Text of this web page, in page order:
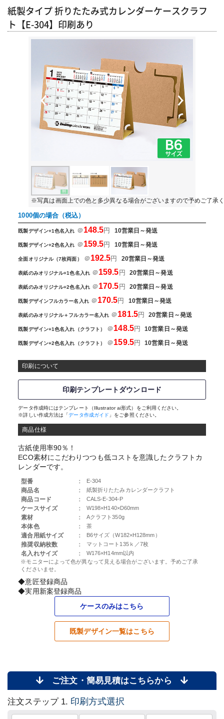
紙製タイプ 折りたたみ式カレンダーケースクラフ
ト【E-304】印刷あり
Previous Next
※写真は画面上での色と多少異なる場合がございますので予めご了承
1000個の場合（税込）
既製デザイン+1色名入れ ＠148.5円 10営業日～発送
既製デザイン+2色名入れ ＠159.5円 10営業日～発送
全面オリジナル（7枚両面） ＠192.5円 20営業日～発送
表紙のみオリジナル+1色名入れ ＠159.5 円 20営業日～発送
表紙のみオリジナル+2色名入れ ＠170.5 円 20営業日～発送
既製デザインフルカラー名入れ ＠170.5円 10営業日～発送
表紙のみオリジナル＋フルカラー名入れ ＠181.5円20営業日～発送
既製デザイン+1色名入れ（クラフト） ＠148.5円10営業日～発送
既製デザイン+2色名入れ（クラフト） ＠159.5円10営業日～発送
印刷について
印刷テンプレートダウンロード
データ作成時にはテンプレート（Illustrator ai形式）をご利用ください。
※詳しい作成方法は「データ作成ガイド 」をご参照ください。
商品仕様
古紙使用率90％！
ECO素材にこだわりつつも低コストを意識したクラフトカ
レンダーです。
型番 ： E-304
商品名 ： 紙製折りたたみカレンダークラフト
商品コード ： CALS-E-304-P
ケースサイズ ： W198×H140×D60mm
素材 ： Aクラフト350g
本体色 ： 茶
適合用紙サイズ ： B6サイズ（W182×H128mm）
推奨収納枚数 ： マットコート135ｋ／7枚
名入れサイズ ：
W176×H14mm以内
※モニターによって色が異なって見える場合がございます。予めご了承
くださいませ。
◆意匠登録商品
◆実用新案登録商品
ケースのみはこちら
既製デザイン一覧はこちら
ご注文・簡易見積はこちらから
注文ステップ 1. 印刷方式選択